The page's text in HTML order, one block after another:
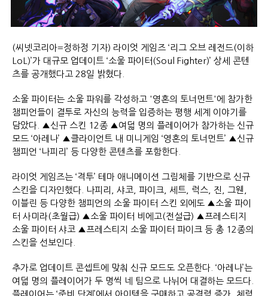
(씨넷코리아=정하정 기자) 라이엇 게임즈 ‘리그 오브 레전드(이하
LoL)’가 대규모 업데이트 ‘소울 파이터(Soul Fighter)’ 상세 콘텐
츠를 공개했다고 28일 밝혔다.
소울 파이터는 소울 파워를 각성하고 '영혼의 토너먼트'에 참가한
챔피언들이 결투로 자신의 능력을 입증하는 평행 세계 이야기를
담았다. ▲신규 스킨 12종 ▲여덟 명의 플레이어가 참가하는 신규
모드 ‘아레나’ ▲클라이언트 내 미니게임 ‘영혼의 토너먼트’ ▲신규
챔피언 ‘나피리’ 등 다양한 콘텐츠를 포함한다.
라이엇 게임즈는 ‘격투’ 테마 애니메이션 그림체를 기반으로 신규
스킨을 디자인했다. 나피리, 샤코, 파이크, 세트, 럭스, 진, 그웬,
이블린 등 다양한 챔피언의 소울 파이터 스킨 외에도 ▲소울 파이
터 사미라(초월급) ▲소울 파이터 비에고(전설급) ▲프레스티지
소울 파이터 샤코 ▲프레스티지 소울 파이터 파이크 등 총 12종의
스킨을 선보인다.
추가로 업데이트 콘셉트에 맞춰 신규 모드도 오픈한다. ‘아레나’는
여덟 명의 플레이어가 두 명씩 네 팀으로 나뉘어 대결하는 모드다.
플레이어는 ‘준비 단계’에서 아이템을 구매하고 공격력 증가, 체력